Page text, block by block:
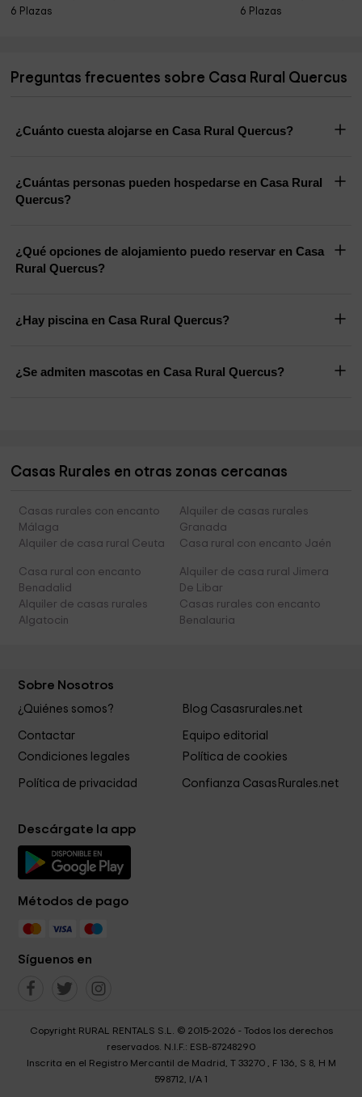
6 Plazas
6 Plazas
Preguntas frecuentes sobre Casa Rural Quercus
¿Cuánto cuesta alojarse en Casa Rural Quercus?
¿Cuántas personas pueden hospedarse en Casa Rural
Quercus?
¿Qué opciones de alojamiento puedo reservar en Casa
Rural Quercus?
¿Hay piscina en Casa Rural Quercus?
¿Se admiten mascotas en Casa Rural Quercus?
Casas Rurales en otras zonas cercanas
Casas rurales con encanto
Málaga
Alquiler de casas rurales
Granada
Alquiler de casa rural Ceuta
Casa rural con encanto Jaén
Casa rural con encanto
Benadalid
Alquiler de casa rural Jimera
De Libar
Alquiler de casas rurales
Algatocin
Casas rurales con encanto
Benalauria
Sobre Nosotros
¿Quiénes somos? Blog Casasrurales.net
Contactar
Equipo editorial
Condiciones legales
Política de cookies
Política de privacidad Confianza CasasRurales.net
Descárgate la app
Métodos de pago
Síguenos en
Copyright RURAL RENTALS S.L. © 2015-2026 - Todos los derechos
reservados. N.I.F.: ESB-87248290
Inscrita en el Registro Mercantil de Madrid, T 33270 , F 136, S 8, H M
598712, I/A 1